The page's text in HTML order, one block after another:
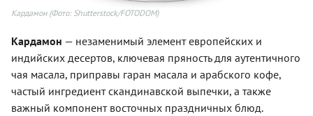
Кардамон(Фото: Shutterstock/FOTODOM)
Кардамон — незаменимый элемент европейских и
индийских десертов, ключевая пряность для аутентичного
чая масала, приправы гаран масала и арабского кофе,
частый ингредиент скандинавской выпечки, а также
важный компонент восточных праздничных блюд.